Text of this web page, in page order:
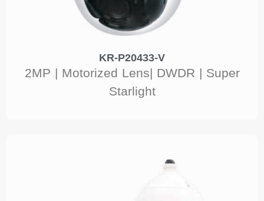
KR-P20433-V
2MP | Motorized Lens| DWDR | Super
Starlight